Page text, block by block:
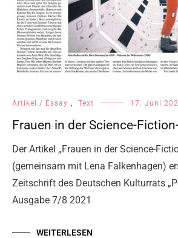
Artikel / Essay Text 17. Juni
Frauen in der Science-
Der Artikel „Frauen in der Science-
(gemeinsam mit Lena Falkenhagen)
Zeitschrift des Deutschen Kulturrats
Ausgabe 7/8 2021
WEITERLESEN